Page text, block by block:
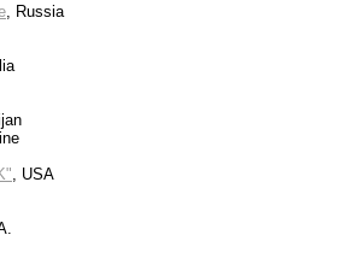
, Russia
, USA